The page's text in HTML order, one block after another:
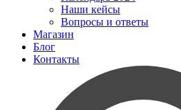
Наши кейсы
Вопросы и ответы
Магазин
Блог
Контакты